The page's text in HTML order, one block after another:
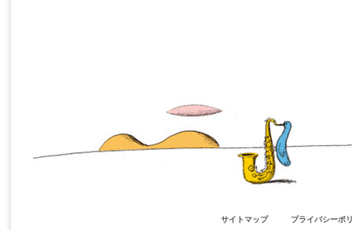
サイトマップ プライバシーポ